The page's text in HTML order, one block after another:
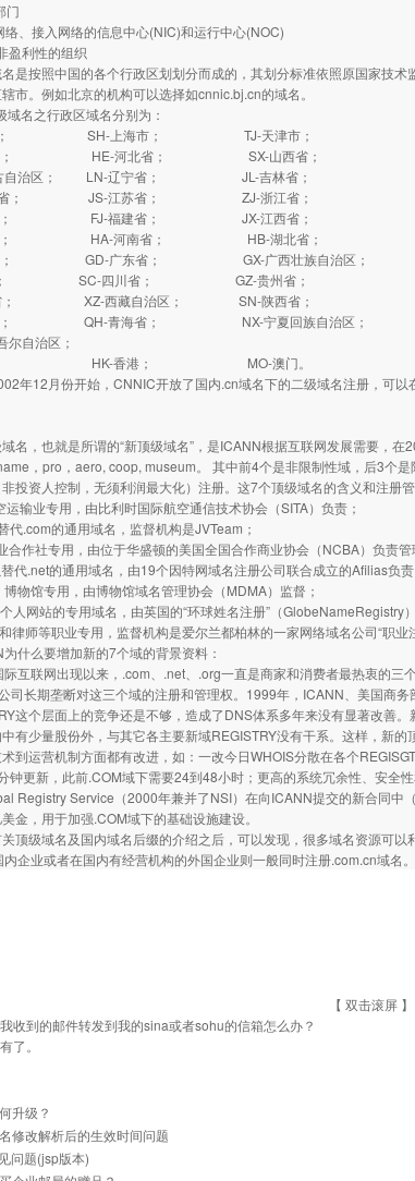
门
、接入网络的信息中心(NIC)和运行中心(NOC)
利性的组织
按照中国的各个行政区划划分而成的，其划分标准依照原国家技术
市。例如北京的机构可以选择如cnnic.bj.cn的域名。
名之行政区域名分别为：
； SH-上海市； TJ-天津市；
市； HE-河北省； SX-山西省；
自治区； LN-辽宁省； JL-吉林省；
省； JS-江苏省； ZJ-浙江省；
； FJ-福建省； JX-江西省；
； HA-河南省； HB-湖北省；
； GD-广东省； GX-广西壮族自治区；
； SC-四川省； GZ-贵州省；
； XZ-西藏自治区； SN-陕西省；
； QH-青海省； NX-宁夏回族自治区；
自治区；
； HK-香港； MO-澳门。
12月份开始，CNNIC开放了国内.cn域名下的二级域名注册，可以
，也就是所谓的“新顶级域名”，是ICANN根据互联网发展需要，在
，pro，aero, coop, museum。 其中前4个是非限制性域，后3个
投资人控制，无须利润最大化）注册。这7个顶级域名的含义和注册管
业专用，由比利时国际航空通信技术协会（SITA）负责；
.com的通用域名，监督机构是JVTeam；
作社专用，由位于华盛顿的美国全国合作商业协会（NCBA）负责管
.net的通用域名，由19个因特网域名注册公司联合成立的Afilias负责
馆专用，由博物馆域名管理协会（MDMA）监督；
网站的专用域名，由英国的“环球姓名注册”（GlobeNameRegistry）
师等职业专用，监督机构是爱尔兰都柏林的一家网络域名公司“职业
么要增加新的7个域的背景资料：
联网出现以来，.com、.net、.org一直是商家和消费者最热衷的三
司长期垄断对这三个域的注册和管理权。1999年，ICANN、美国商
这个层面上的竞争还是不够，造成了DNS体系多年来没有显著改善
有少量股份外，与其它各主要新域REGISTRY没有干系。这样，新
到运营机制方面都有改进，如：一改今日WHOIS分散在各个
钟更新，此前.COM域下需要24到48小时；更高的系统冗余性、安全
Registry Service（2000年兼并了NSI）在向ICANN提交的新合同
金，用于加强.COM域下的基础设施建设。
级域名及国内域名后缀的介绍之后，可以发现，很多域名资源可以
内企业或者在国内有经营机构的外国企业则一般同时注册.com.cn域
【 双击滚屏
收到的邮件转发到我的sina或者sohu的信箱怎么办？
了。
升级？
修改解析后的生效时间问题
问题(jsp版本)